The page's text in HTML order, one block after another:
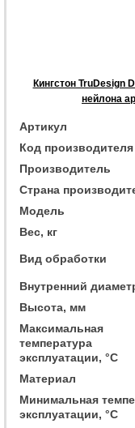
Кингстон TruDesign
нейлона
Артикул
Код производителя
Производитель
Страна
Модель
Вес, кг
Вид обработки
Внутренний
Высота, мм
Максимальная
температура
эксплуатации, °C
Материал
Минимальная
эксплуатации, °C